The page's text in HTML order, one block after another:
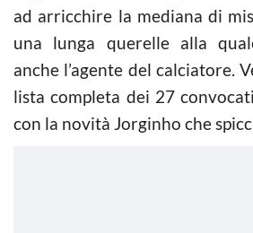
ad arricchire la mediana di
una lunga querelle alla
anche l’agente del calciatore.
lista completa dei 27
con la novità Jorginho che